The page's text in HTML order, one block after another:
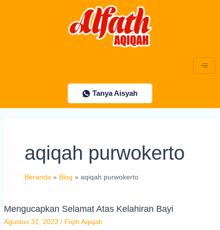
Tanya Aisyah
aqiqah purwokerto
Beranda Blog aqiqah purwokerto
Mengucapkan Selamat Atas Kelahiran Bayi
Agustus 31, 2023 / Fiqih Aqiqah